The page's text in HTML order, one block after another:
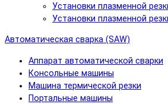
Установки плазменной
Установки плазменной
Автоматическая сварка (SAW)
Аппарат автоматической сварки
Консольные машины
Машина термической резки
Портальные машины